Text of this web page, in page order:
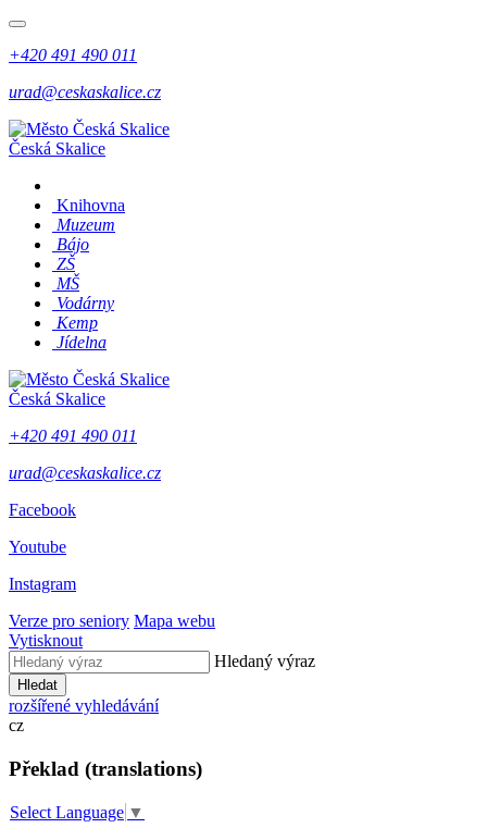
+420 491 490 011
urad@ceskaskalice.cz
Česká Skalice
Knihovna
Muzeum
Bájo
ZŠ
MŠ
Vodárny
Kemp
Jídelna
Česká Skalice
+420 491 490 011
urad@ceskaskalice.cz
Facebook
Youtube
Instagram
Verze pro seniory Mapa webu
Vytisknout
Hledaný výraz
Hledat
rozšířené vyhledávání
cz
Překlad (translations)
Select Language ▼